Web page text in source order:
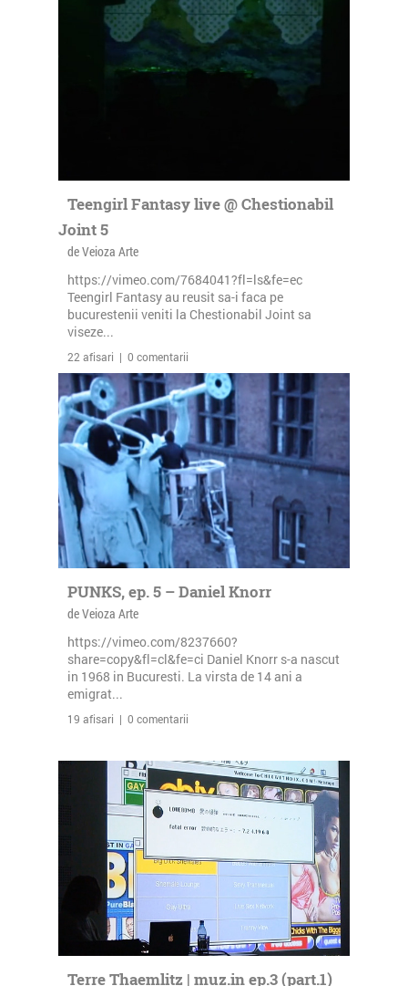
Teengirl Fantasy live @ Chestionabil
Joint 5
de Veioza Arte
https://vimeo.com/7684041?fl=ls&fe=ec
Teengirl Fantasy au reusit sa-i faca pe
bucurestenii veniti la Chestionabil Joint sa
viseze...
22 afisari | 0 comentarii
PUNKS, ep. 5 – Daniel Knorr
de Veioza Arte
https://vimeo.com/8237660?
share=copy&fl=cl&fe=ci Daniel Knorr s-a nascut
in 1968 in Bucuresti. La virsta de 14 ani a
emigrat...
19 afisari | 0 comentarii
Terre Thaemlitz | muz.in ep.3 (part.1)